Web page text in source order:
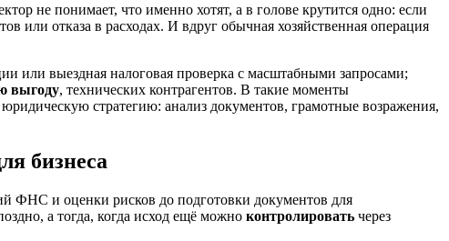
не понимает, что именно хотят, а в голове крутится одно: если
или отказа в расходах. И вдруг обычная хозяйственная операция
или выездная налоговая проверка с масштабными запросами;
выгоду, технических контрагентов. В такие моменты
стратегию: анализ документов, грамотные возражения,
бизнеса
ФНС и оценки рисков до подготовки документов для
а тогда, когда исход ещё можно контролировать через